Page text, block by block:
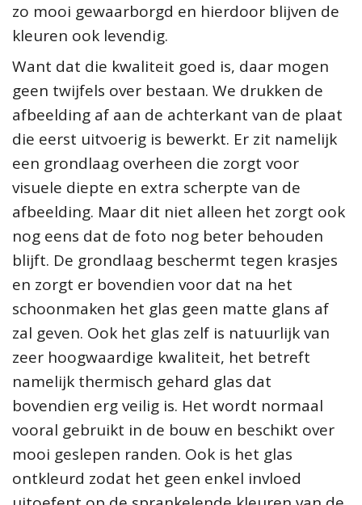
zo mooi gewaarborgd en hierdoor blijven de
kleuren ook levendig.
Want dat die kwaliteit goed is, daar mogen
geen twijfels over bestaan. We drukken de
afbeelding af aan de achterkant van de plaat
die eerst uitvoerig is bewerkt. Er zit namelijk
een grondlaag overheen die zorgt voor
visuele diepte en extra scherpte van de
afbeelding. Maar dit niet alleen het zorgt ook
nog eens dat de foto nog beter behouden
blijft. De grondlaag beschermt tegen krasjes
en zorgt er bovendien voor dat na het
schoonmaken het glas geen matte glans af
zal geven. Ook het glas zelf is natuurlijk van
zeer hoogwaardige kwaliteit, het betreft
namelijk thermisch gehard glas dat
bovendien erg veilig is. Het wordt normaal
vooral gebruikt in de bouw en beschikt over
mooi geslepen randen. Ook is het glas
ontkleurd zodat het geen enkel invloed